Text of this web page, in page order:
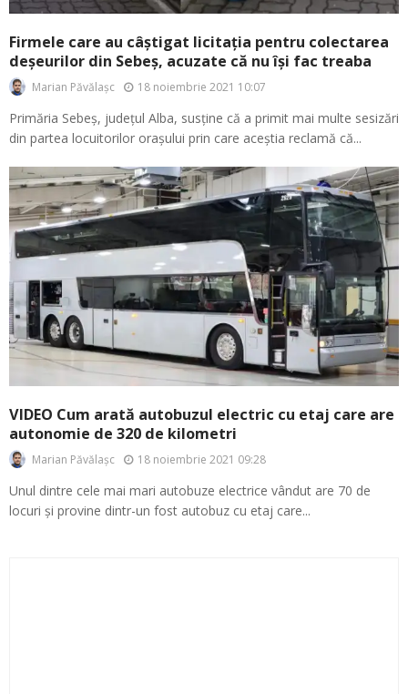
Firmele care au câștigat licitația pentru colectarea
deșeurilor din Sebeș, acuzate că nu își fac treaba
Marian Păvălașc 18 noiembrie 2021 10:07
Primăria Sebeș, județul Alba, susține că a primit mai multe sesizări
din partea locuitorilor orașului prin care aceștia reclamă că...
VIDEO Cum arată autobuzul electric cu etaj care are
autonomie de 320 de kilometri
Marian Păvălașc 18 noiembrie 2021 09:28
Unul dintre cele mai mari autobuze electrice vândut are 70 de
locuri și provine dintr-un fost autobuz cu etaj care...